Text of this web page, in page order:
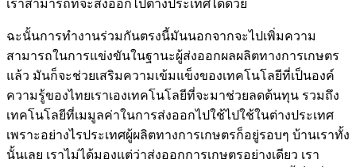
เราสามารถที่จะส่งออกไปต่างประเทศได้ด้วย
ฉะนั้นการทำงานร่วมกันตรงนี้มันนอกจากจะไปเพิ่มความ
สามารถในการแข่งขันในฐานะผู้ส่งออกผลผลิตทางการเกษตร
แล้ว มันก็จะช่วยเสริมความเข้มแข็งของเทคโนโลยีที่เป็นองค์
ความรู้ของไทยเราเองเทคโนโลยีที่จะมาช่วยลดต้นทุน รวมถึง
เทคโนโลยีที่เมมูลค่าในการส่งออกไปใช้ไปใช้ในต่างประเทศ
เพราะอย่างไรประเทศผู้ผลิตทางการเกษตรก็อยู่รอบๆ บ้านเราทั้ง
นั้นเลย เราไม่ได้มองแต่ว่าส่งออกการเกษตรอย่างเดียว เรา